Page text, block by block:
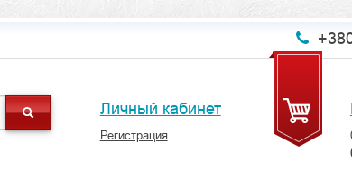
Личный кабинет
Регистрация